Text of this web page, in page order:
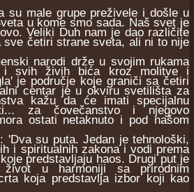
male grupe preživele i došle u
u kome smo sada. Naš svet je
Veliki Duh nam je dao različite
sve četiri strane sveta, ali ni to nije
narodi drže u svojim rukama
i svih živih bića kroz molitve i
je područje koje graniči sa četiri
centar je u okviru svetilišta za
kažu da će imati specijalnu
za čovečanstvo i njegovo
ostati netaknuto i pod našom
su puta. Jedan je tehnološki,
i spiritualnih zakona i vodi prema
predstavljaju haos. Drugi put je
u harmoniji sa prirodnim
koja predstavlja izbor koji kao